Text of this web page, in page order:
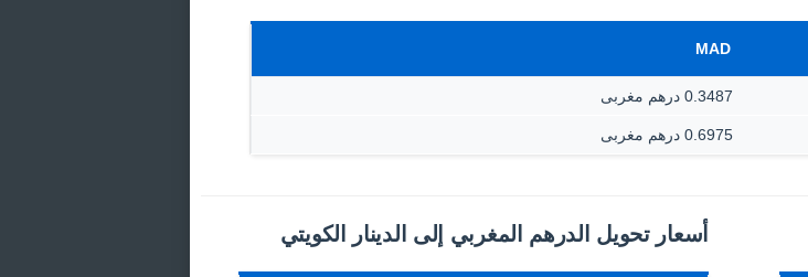
MAD
0.3487 درهم مغربى
0.6975 درهم مغربى
أسعار تحويل الدرهم المغربي إلى الدينار الكويتي